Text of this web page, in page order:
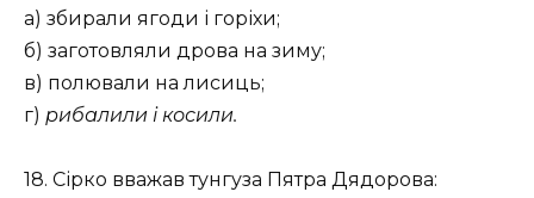
а) збирали ягоди і горіхи;
б) заготовляли дрова на зиму;
в) полювали на лисиць;
г) рибалили і косили.
18. Сірко вважав тунгуза Пятра Дядорова: